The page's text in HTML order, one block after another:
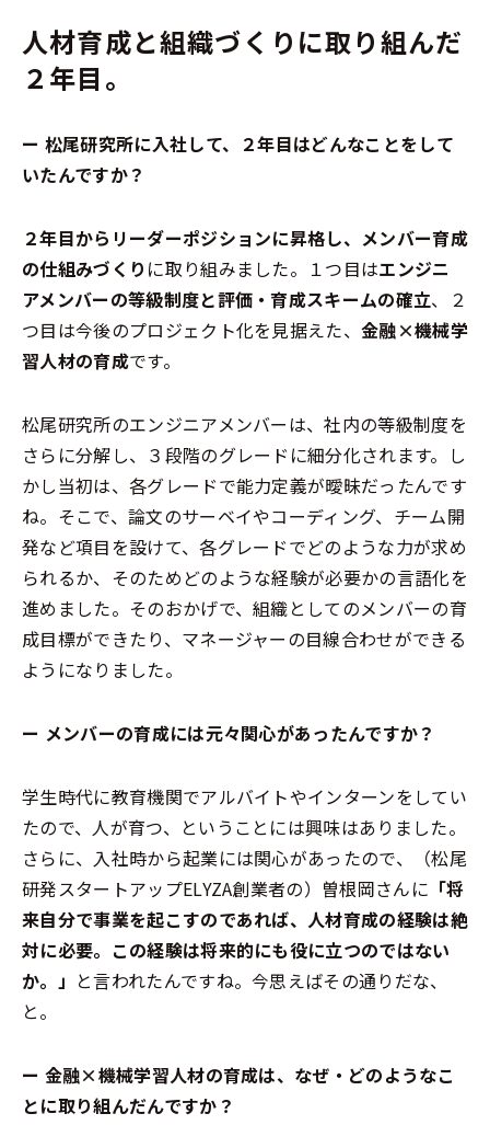
人材育成と組織づくりに取り組んだ
２年目。
ー 松尾研究所に入社して、２年目はどんなことをして
いたんですか？
２年目からリーダーポジションに昇格し、メンバー育成
の仕組みづくり に取り組みました。１つ目はエンジニ
アメンバーの等級制度と評価・育成スキームの確立、２
つ目は今後のプロジェクト化を見据えた、金融×機械学
習人材の育成です。
松尾研究所のエンジニアメンバーは、社内の等級制度を
さらに分解し、３段階のグレードに細分化されます。し
かし当初は、各グレードで能力定義が曖昧だったんです
ね。そこで、論文のサーベイやコーディング、チーム開
発など項目を設けて、各グレードでどのような力が求め
られるか、そのためどのような経験が必要かの言語化を
進めました。そのおかげで、組織としてのメンバーの育
成目標ができたり、マネージャーの目線合わせができる
ようになりました。
ー メンバーの育成には元々関心があったんですか？
学生時代に教育機関でアルバイトやインターンをしてい
たので、人が育つ、ということには興味はありました。
さらに、入社時から起業には関心があったので、（松尾
研発スタートアップELYZA創業者の）曽根岡さんに 「将
来自分で事業を起こすのであれば、人材育成の経験は絶
対に必要。この経験は将来的にも役に立つのではない
か。」 と言われたんですね。今思えばその通りだな、
と。
ー 金融×機械学習人材の育成は、なぜ・どのようなこ
とに取り組んだんですか？